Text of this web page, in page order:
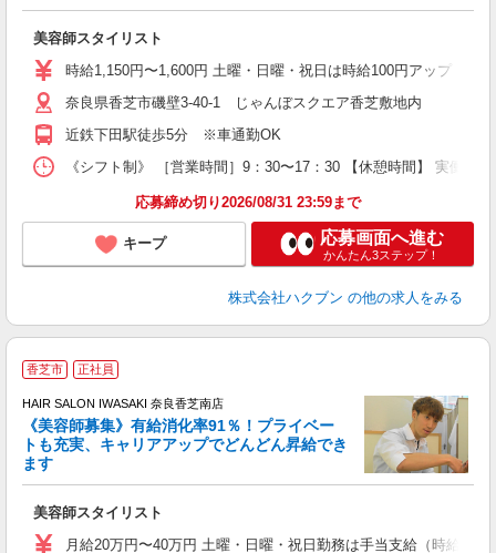
美容師スタイリスト
時給1,150円〜1,600円 土曜・日曜・祝日は時給100円アップ ※資
奈良県香芝市磯壁3-40-1 じゃんぼスクエア香芝敷地内
近鉄下田駅徒歩5分 ※車通勤OK
《シフト制》 ［営業時間］9：30〜17：30 【休憩時間】 実働6
応募締め切り2026/08/31 23:59まで
キープ 応募画面へ進む
かんたん3ステップ！
株式会社ハクブン の他の求人をみる
香芝市 正社員
HAIR SALON IWASAKI 奈良香芝南店
《美容師募集》有給消化率91％！プライベー
トも充実、キャリアアップでどんどん昇給でき
ます
美容師スタイリスト
月給20万円〜40万円 土曜・日曜・祝日勤務は手当支給（時給換